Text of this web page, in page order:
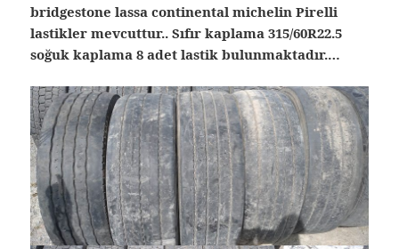
bridgestone lassa continental michelin Pirelli
lastikler mevcuttur.. Sıfır kaplama 315/60R22.5
soğuk kaplama 8 adet lastik bulunmaktadır.…